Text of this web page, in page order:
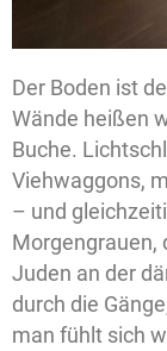
Der Boden ist
Wände heißen
Buche.
Viehwaggons,
– und
Morgengrauen,
Juden an der
durch die
man fühlt sich